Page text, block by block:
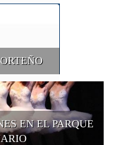
EN EL PARQUE